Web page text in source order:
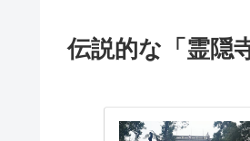
伝説的な「霊隠